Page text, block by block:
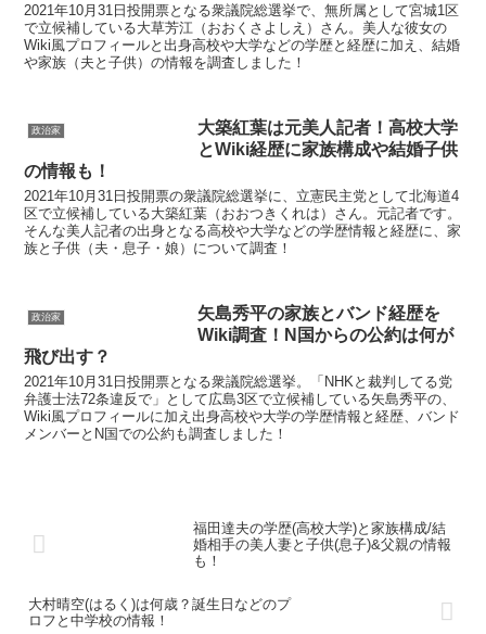
2021年10月31日投開票となる衆議院総選挙で、無所属として宮城1区
で立候補している大草芳江（おおくさよしえ）さん。美人な彼女の
Wiki風プロフィールと出身高校や大学などの学歴と経歴に加え、結婚
や家族（夫と子供）の情報を調査しました！
政治家
大築紅葉は元美人記者！高校大学
とWiki経歴に家族構成や結婚子供
の情報も！
2021年10月31日投開票の衆議院総選挙に、立憲民主党として北海道4
区で立候補している大築紅葉（おおつきくれは）さん。元記者です。
そんな美人記者の出身となる高校や大学などの学歴情報と経歴に、家
族と子供（夫・息子・娘）について調査！
政治家
矢島秀平の家族とバンド経歴を
Wiki調査！N国からの公約は何が
飛び出す？
2021年10月31日投開票となる衆議院総選挙。「NHKと裁判してる党
弁護士法72条違反で」として広島3区で立候補している矢島秀平の、
Wiki風プロフィールに加え出身高校や大学の学歴情報と経歴、バンド
メンバーとN国での公約も調査しました！
福田達夫の学歴(高校大学)と家族構成/結
婚相手の美人妻と子供(息子)&父親の情報
も！
大村晴空(はるく)は何歳？誕生日などのプ
ロフと中学校の情報！